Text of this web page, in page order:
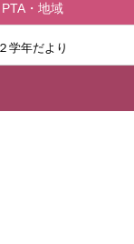
PTA・地域
学年だより